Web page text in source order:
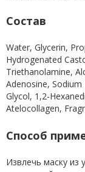
Состав
Water, Glycerin,
Hydrogenated
Triethanolamine,
Adenosine,
Glycol, 1,2-
Atelocollagen,
Способ
Извлечь маску из